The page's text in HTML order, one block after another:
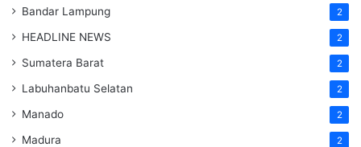
Bandar Lampung 2
HEADLINE NEWS 2
Sumatera Barat 2
Labuhanbatu Selatan 2
Manado 2
Madura 2